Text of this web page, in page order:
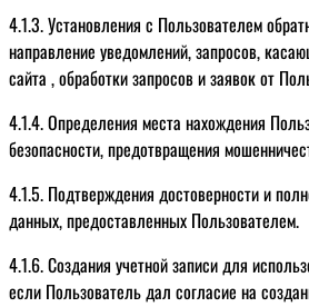
4.1.3. Установления с Пользователем
направление уведомлений, запросов,
сайта , обработки запросов и заявок от
4.1.4. Определения места нахождения
безопасности, предотвращения
4.1.5. Подтверждения достоверности и
данных, предоставленных Пользователем.
4.1.6. Создания учетной записи для
если Пользователь дал согласие на